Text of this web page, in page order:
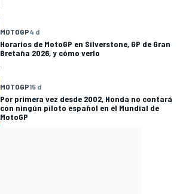
MOTOGP4 d
Horarios de MotoGP en Silverstone, GP de Gran
Bretaña 2026, y cómo verlo
MOTOGP15 d
Por primera vez desde 2002, Honda no contará
con ningún piloto español en el Mundial de
MotoGP